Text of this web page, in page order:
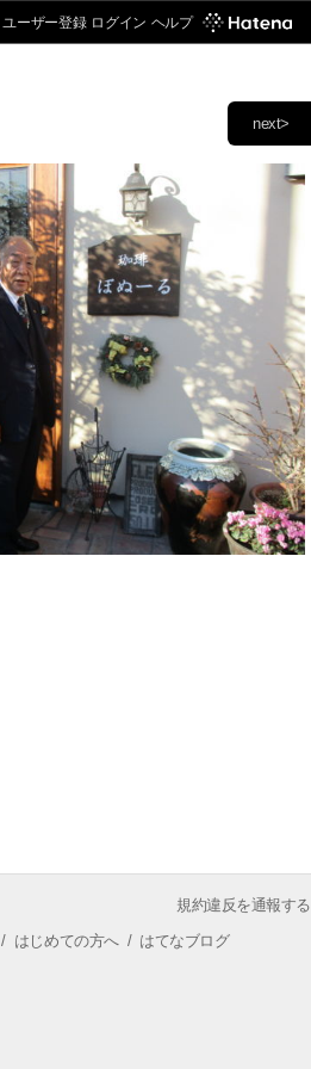
ユーザー登録 ログイン ヘルプ
next>
規約違反を通報する
/ はじめての方へ/ はてなブログ